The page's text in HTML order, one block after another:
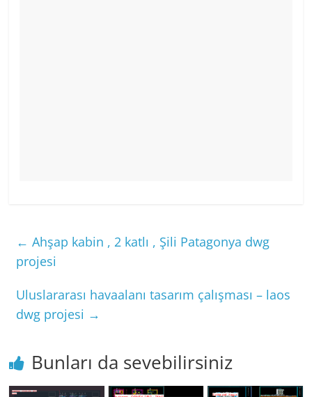
← Ahşap kabin , 2 katlı , Şili Patagonya dwg
projesi
Uluslararası havaalanı tasarım çalışması – laos
dwg projesi →
Bunları da sevebilirsiniz